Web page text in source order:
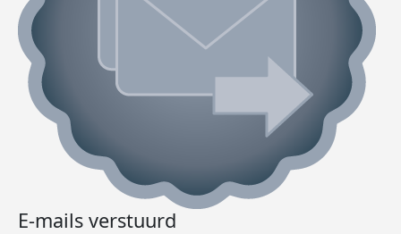
E-mails verstuurd